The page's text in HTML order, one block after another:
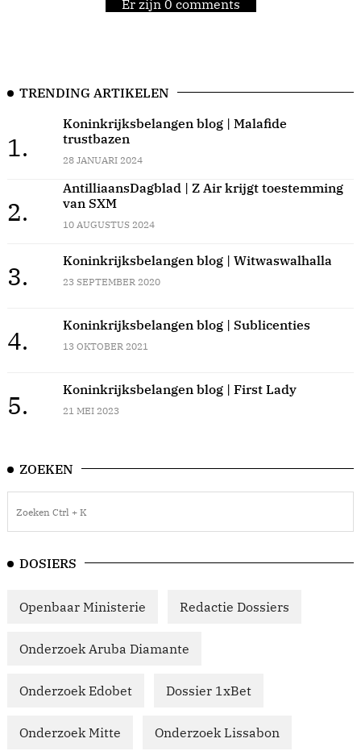
Er zijn 0 comments
TRENDING ARTIKELEN
1.
Koninkrijksbelangen blog | Malafide
trustbazen
28 JANUARI 2024
2.
AntilliaansDagblad | Z Air krijgt toestemming
van SXM
10 AUGUSTUS 2024
3.
Koninkrijksbelangen blog | Witwaswalhalla
23 SEPTEMBER 2020
4.
Koninkrijksbelangen blog | Sublicenties
13 OKTOBER 2021
5.
Koninkrijksbelangen blog | First Lady
21 MEI 2023
ZOEKEN
DOSIERS
Openbaar Ministerie Redactie Dossiers
Onderzoek Aruba Diamante
Onderzoek Edobet Dossier 1xBet
Onderzoek Mitte Onderzoek Lissabon